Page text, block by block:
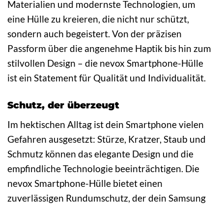
Materialien und modernste Technologien, um
eine Hülle zu kreieren, die nicht nur schützt,
sondern auch begeistert. Von der präzisen
Passform über die angenehme Haptik bis hin zum
stilvollen Design – die nevox Smartphone-Hülle
ist ein Statement für Qualität und Individualität.
Schutz, der überzeugt
Im hektischen Alltag ist dein Smartphone vielen
Gefahren ausgesetzt: Stürze, Kratzer, Staub und
Schmutz können das elegante Design und die
empfindliche Technologie beeinträchtigen. Die
nevox Smartphone-Hülle bietet einen
zuverlässigen Rundumschutz, der dein Samsung